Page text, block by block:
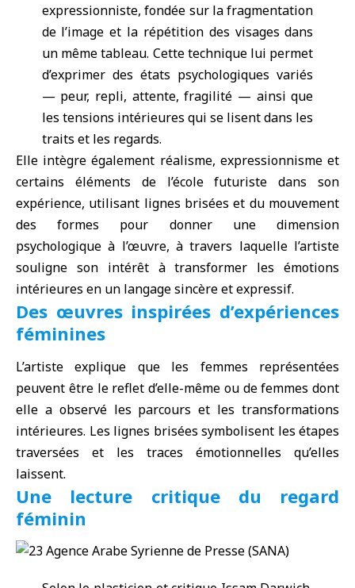
expressionniste, fondée sur la fragmentation
de l’image et la répétition des visages dans
un même tableau. Cette technique lui permet
d’exprimer des états psychologiques variés
— peur, repli, attente, fragilité — ainsi que
les tensions intérieures qui se lisent dans les
traits et les regards.
Elle intègre également réalisme, expressionnisme et
certains éléments de l’école futuriste dans son
expérience, utilisant lignes brisées et du mouvement
des formes pour donner une dimension
psychologique à l’œuvre, à travers laquelle l’artiste
souligne son intérêt à transformer les émotions
intérieures en un langage sincère et expressif.
Des œuvres inspirées d’expériences
féminines
L’artiste explique que les femmes représentées
peuvent être le reflet d’elle-même ou de femmes dont
elle a observé les parcours et les transformations
intérieures. Les lignes brisées symbolisent les étapes
traversées et les traces émotionnelles qu’elles
laissent.
Une lecture critique du regard
féminin